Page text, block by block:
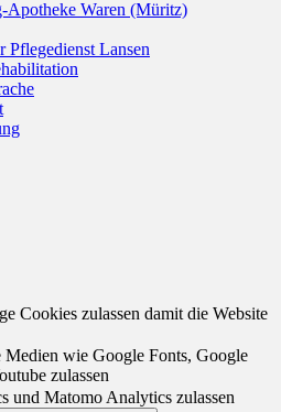
Apotheke Waren (Müritz)
Pflegedienst Lansen
Cookies zulassen damit die Website
Medien wie Google Fonts, Google
zulassen
und Matomo Analytics zulassen